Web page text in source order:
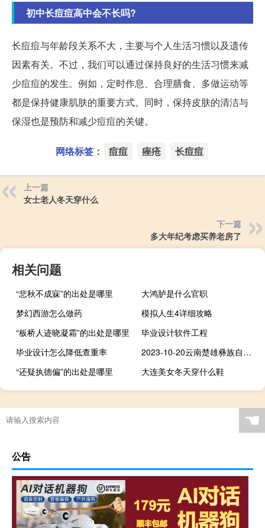
初中长痘痘高中会不长吗?
长痘痘与年龄段关系不大，主要与个人生活习惯以及遗传
因素有关。不过，我们可以通过保持良好的生活习惯来减
少痘痘的发生。例如，定时作息、合理膳食、多做运动等
都是保持健康肌肤的重要方式。同时，保持皮肤的清洁与
保湿也是预防和减少痘痘的关键。
网络标签： 痘痘 痤疮 长痘痘
上一篇
女士老人冬天穿什么
下一篇
多大年纪考虑买养老房了
相关问题
“悲秋不成寐”的出处是哪里
大鸿胪是什么官职
梦幻西游怎么做药
模拟人生4详细攻略
“板桥人迹晓凝霜”的出处是哪里
毕业设计软件工程
毕业设计怎么降低查重率
2023-10-20云南楚雄彝族自治州武定县(竹菌)的报价是多少
“还疑执德偏”的出处是哪里
大连美女冬天穿什么鞋
☚
公告